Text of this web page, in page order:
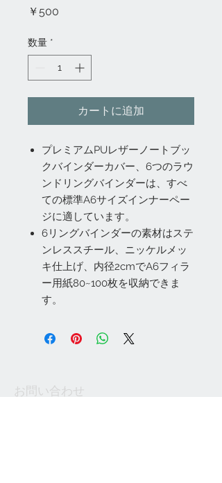
￥500
数量 *
カートに追加
プレミアムPUレザーノートブッ
クバインダーカバー、6つのラウ
ンドリングバインダーは、すべ
ての標準A6サイズインナーペー
ジに適しています。
6リングバインダーの素材はステ
ンレススチール、ニッケルメッ
キ仕上げ、内径2cmでA6フィラ
ー用紙80~100枚を収納できま
す。
お問い合わせ